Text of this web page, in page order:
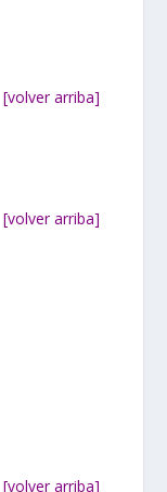
[volver arriba]
[volver arriba]
[volver arriba]